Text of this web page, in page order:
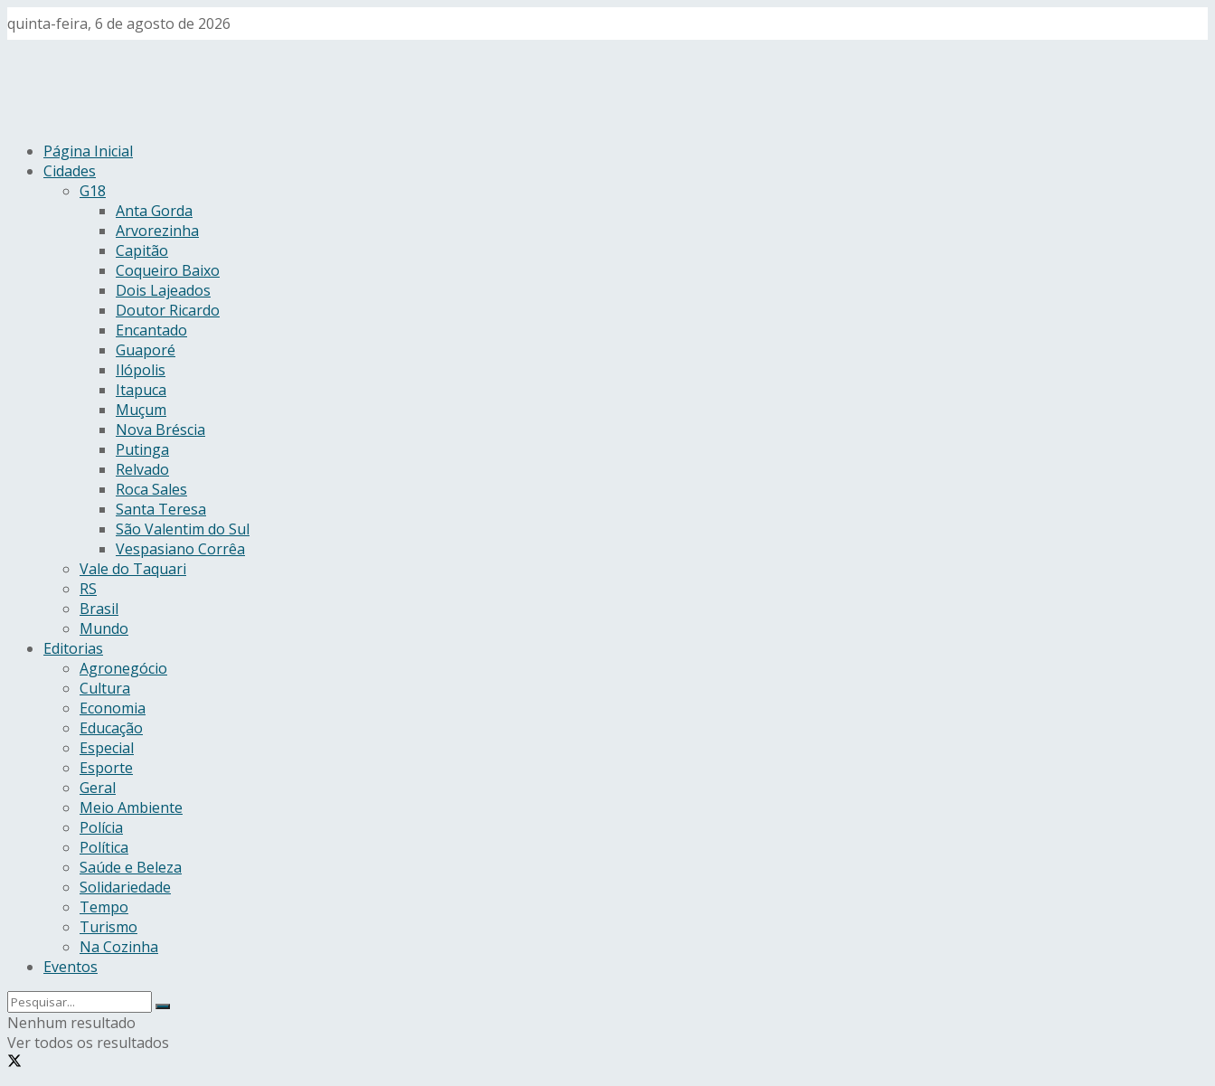
quinta-feira, 6 de agosto de 2026
Página Inicial
Cidades
G18
Anta Gorda
Arvorezinha
Capitão
Coqueiro Baixo
Dois Lajeados
Doutor Ricardo
Encantado
Guaporé
Ilópolis
Itapuca
Muçum
Nova Bréscia
Putinga
Relvado
Roca Sales
Santa Teresa
São Valentim do Sul
Vespasiano Corrêa
Vale do Taquari
RS
Brasil
Mundo
Editorias
Agronegócio
Cultura
Economia
Educação
Especial
Esporte
Geral
Meio Ambiente
Polícia
Política
Saúde e Beleza
Solidariedade
Tempo
Turismo
Na Cozinha
Eventos
Nenhum resultado
Ver todos os resultados